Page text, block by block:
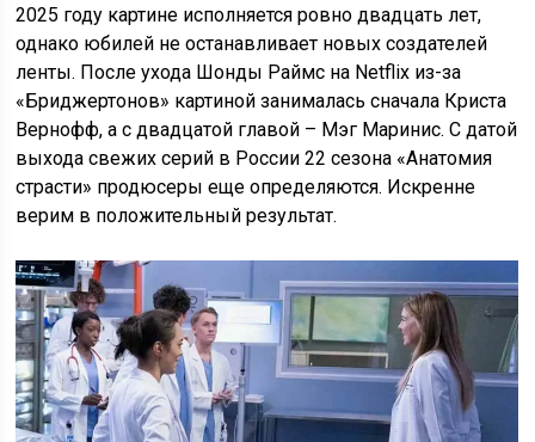
2025 году картине исполняется ровно двадцать лет,
однако юбилей не останавливает новых создателей
ленты. После ухода Шонды Раймс на Netflix из-за
«Бриджертонов» картиной занималась сначала Криста
Вернофф, а с двадцатой главой – Мэг Маринис. С датой
выхода свежих серий в России 22 сезона «Анатомия
страсти» продюсеры еще определяются. Искренне
верим в положительный результат.